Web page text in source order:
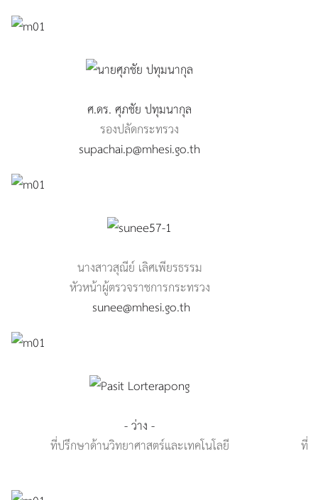
ศ.ดร. ศุภชัย ปทุมนากุล
รองปลัดกระทรวง
supachai.p@mhesi.go.th
นางสาวสุณีย์ เลิศเพียรธรรม
หัวหน้าผู้ตรวจราชการกระทรวง
sunee@mhesi.go.th
- ว่าง -
ที่ปรึกษาด้านวิทยาศาสตร์และเทคโนโลยี
ที่ป